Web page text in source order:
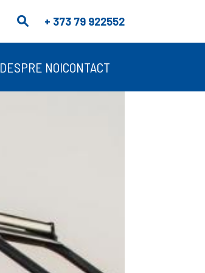
+ 373 79 922552
DESPRE NOICONTACT